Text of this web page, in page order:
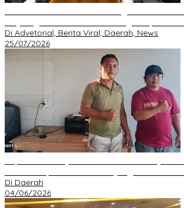
Di Advetorial, Berita Viral, Daerah, News
25/07/2026
Di Daerah
04/06/2026